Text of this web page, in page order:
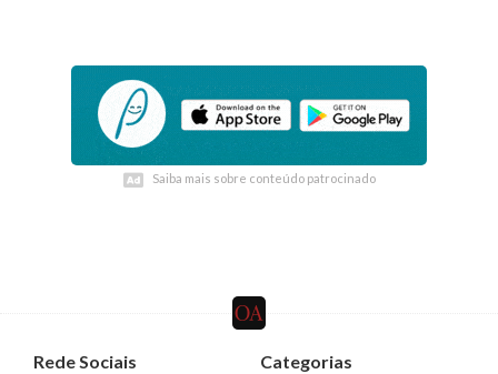
Saiba mais sobre conteúdo patrocinado
Saiba mais sobre conteúdo patrocinado
Rede Sociais
Categorias